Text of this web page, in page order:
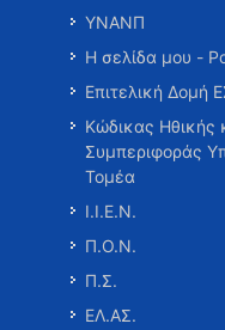
ΥΝΑΝΠ
Η σελίδα μου -
Επιτελική
Κώδικας Ηθικής
Συμπεριφοράς
Τομέα
Ι.Ι.Ε.Ν.
Π.Ο.Ν.
Π.Σ.
ΕΛ.ΑΣ.